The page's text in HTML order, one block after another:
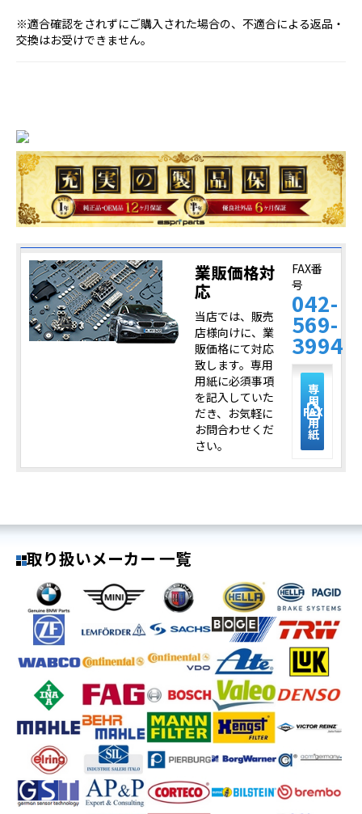
※適合確認をされずにご購入された場合の、不適合による返品・
交換はお受けできません。
業販価格対
応
当店では、販売
店様向けに、業
販価格にて対応
致します。専用
用紙に必須事項
を記入していた
だき、お気軽に
お問合わせくだ
さい。
FAX番
号
042-
569-
3994
description
専
用
FAX
用
紙
取り扱いメーカー 一覧